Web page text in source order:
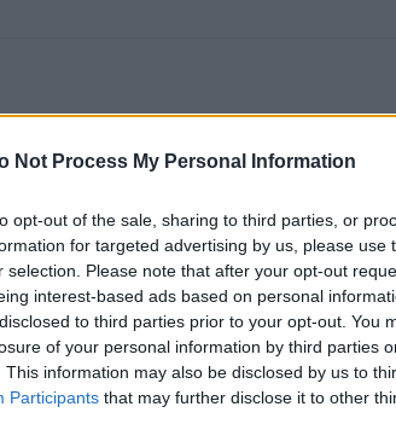
Not Process My Personal Information
opt-out of the sale, sharing to third parties, or
for targeted advertising by us, please use
selection. Please note that after your opt-out
interest-based ads based on personal
to third parties prior to your opt-out. You
of your personal information by third parties
This information may also be disclosed by us to
Participants that may further disclose it to other
– wybitnego malarza i
„Pojednanie” zapraszają na
– wybitnego polskiego
7 stycznia przypada rocznica jego
braterstwa”